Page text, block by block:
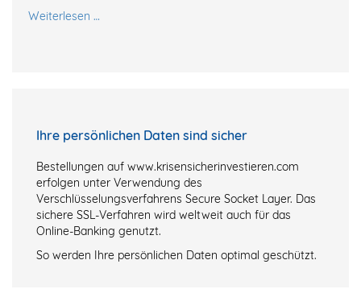
Weiterlesen …
Ihre persönlichen Daten sind sicher
Bestellungen auf www.krisensicherinvestieren.com
erfolgen unter Verwendung des
Verschlüsselungsverfahrens Secure Socket Layer. Das
sichere SSL-Verfahren wird weltweit auch für das
Online-Banking genutzt.
So werden Ihre persönlichen Daten optimal geschützt.